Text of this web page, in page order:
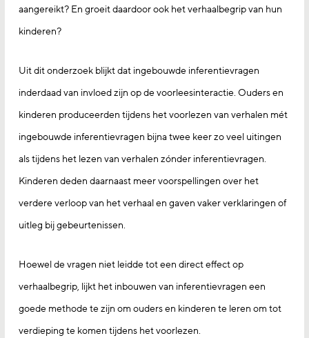
aangereikt? En groeit daardoor ook het verhaalbegrip van hun
kinderen?
Uit dit onderzoek blijkt dat ingebouwde inferentievragen
inderdaad van invloed zijn op de voorleesinteractie. Ouders en
kinderen produceerden tijdens het voorlezen van verhalen mét
ingebouwde inferentievragen bijna twee keer zo veel uitingen
als tijdens het lezen van verhalen zónder inferentievragen.
Kinderen deden daarnaast meer voorspellingen over het
verdere verloop van het verhaal en gaven vaker verklaringen of
uitleg bij gebeurtenissen.
Hoewel de vragen niet leidde tot een direct effect op
verhaalbegrip, lijkt het inbouwen van inferentievragen een
goede methode te zijn om ouders en kinderen te leren om tot
verdieping te komen tijdens het voorlezen.